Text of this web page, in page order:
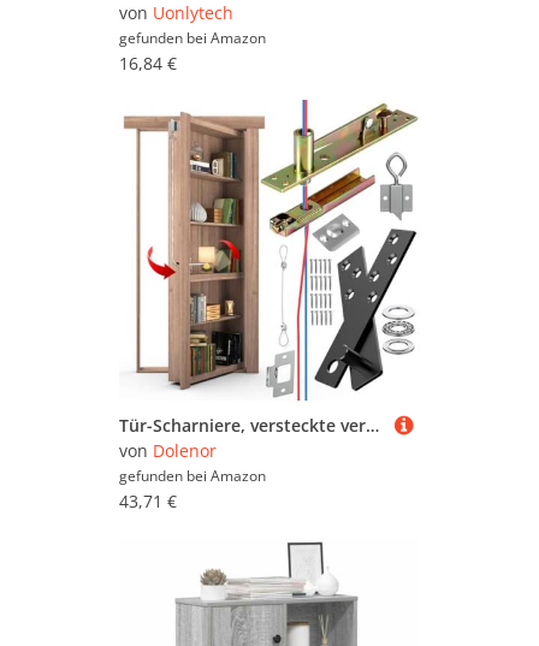
von Uonlytech
gefunden bei Amazon
16,84 €
Tür-Scharniere, versteckte verdeckte Scharniere, Scharnier, das Draht für versteckte Türen, Bücherregale und geheime Türen passieren kann, Murphy-Tür-Bücherregal (Gelbes Gewindeloch)
von Dolenor
gefunden bei Amazon
43,71 €